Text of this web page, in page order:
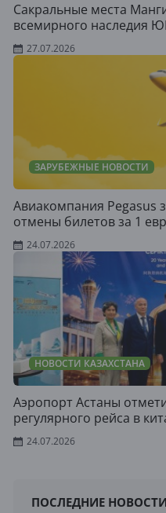
Сакральные места
всемирного наследия
27.07.2026
ЗАРУБЕЖНЫЕ НОВОСТИ
Авиакомпания Pegasus
отмены билетов за 1
24.07.2026
НОВОСТИ КАЗАХСТАНА
Аэропорт Астаны
регулярного рейса в
24.07.2026
ПОСЛЕДНИЕ НОВОСТИ